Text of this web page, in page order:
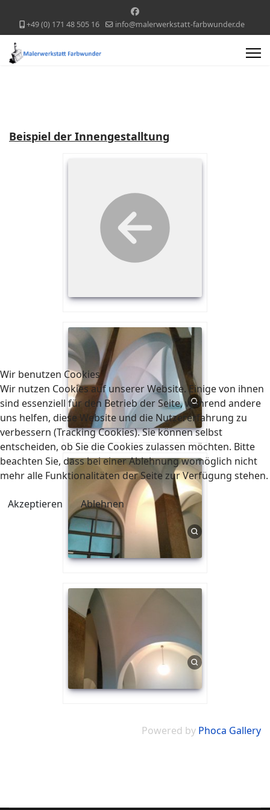
+49 (0) 171 48 505 16 info@malerwerkstatt-farbwunder.de
Beispiel der Innengestalltung
Powered by Phoca Gallery
Wir benutzen Cookies
Wir nutzen Cookies auf unserer Website. Einige von ihnen
sind essenziell für den Betrieb der Seite, während andere
uns helfen, diese Website und die Nutzererfahrung zu
verbessern (Tracking Cookies). Sie können selbst
entscheiden, ob Sie die Cookies zulassen möchten. Bitte
beachten Sie, dass bei einer Ablehnung womöglich nicht
mehr alle Funktionalitäten der Seite zur Verfügung stehen.
Akzeptieren Ablehnen